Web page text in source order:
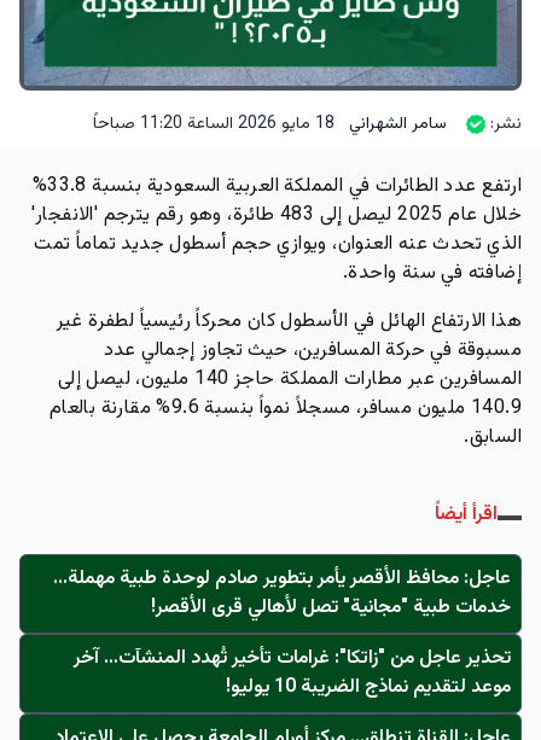
نشر: سامر الشهراني 18 مايو 2026 الساعة 11:20 صباحاً
ارتفع عدد الطائرات في المملكة العربية السعودية بنسبة 33.8%
خلال عام 2025 ليصل إلى 483 طائرة، وهو رقم يترجم 'الانفجار'
الذي تحدث عنه العنوان، ويوازي حجم أسطول جديد تماماً تمت
إضافته في سنة واحدة.
هذا الارتفاع الهائل في الأسطول كان محركاً رئيسياً لطفرة غير
مسبوقة في حركة المسافرين، حيث تجاوز إجمالي عدد
المسافرين عبر مطارات المملكة حاجز 140 مليون، ليصل إلى
140.9 مليون مسافر، مسجلاً نمواً بنسبة 9.6% مقارنة بالعام
السابق.
اقرأ أيضاً
عاجل: محافظ الأقصر يأمر بتطوير صادم لوحدة طبية مهملة...
خدمات طبية "مجانية" تصل لأهالي قرى الأقصر!
تحذير عاجل من "زاتكا": غرامات تأخير تُهدد المنشآت… آخر
موعد لتقديم نماذج الضريبة 10 يوليو!